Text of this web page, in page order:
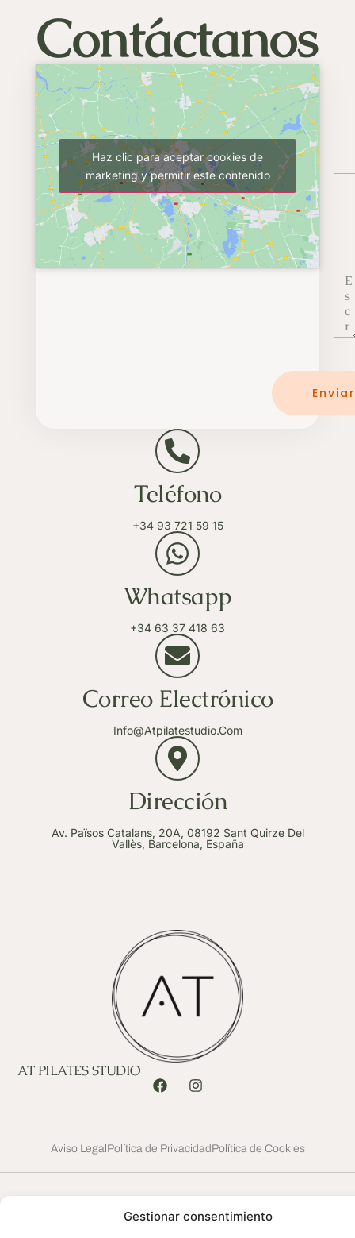
Gestionar consentimiento
Contáctanos
Haz clic para aceptar cookies de
marketing y permitir este contenido
Enviar
Teléfono
+34 93 721 59 15
Whatsapp
+34 63 37 418 63
Correo Electrónico
Info@atpilatestudio.com
Dirección
Av. Països Catalans, 20A, 08192 Sant Quirze Del
Vallès, Barcelona, España
AT PILATES STUDIO
Aviso LegalPolítica de PrivacidadPolítica de Cookies
© 2026 AT PILATES Studio. Todos los derechos reservados